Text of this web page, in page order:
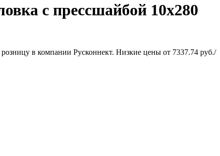
с прессшайбой 10х280
в компании Русконнект. Низкие цены от 7337.74 руб./